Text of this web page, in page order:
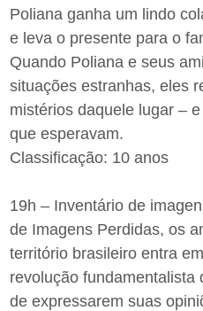
Poliana ganha um lindo
e leva o presente para o
Quando Poliana e seus
situações estranhas, eles
mistérios daquele lugar –
que esperavam.
Classificação: 10 anos
19h – Inventário de
de Imagens Perdidas, os
território brasileiro entra
revolução fundamentalista
de expressarem suas